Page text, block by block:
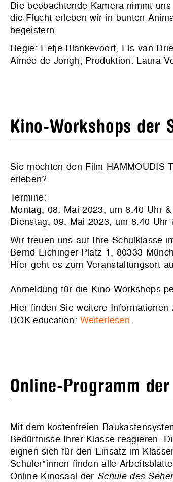
Die beobachtende Kamera nimmt
die Flucht erleben wir in bunten
begeistern.
Regie: Eefje Blankevoort, Els van
Aimée de Jongh; Produktion: Laura
Kino-Workshops der
Sie möchten den Film HAMMOUDIS
erleben?
Termine:
Montag, 08. Mai 2023, um 8.40 Uhr
Dienstag, 09. Mai 2023, um 8.40
Wir freuen uns auf Ihre Schulklasse
Bernd-Eichinger-Platz 1, 80333
Hier geht es zum Veranstaltungsort
Anmeldung für die Kino-Workshops
Hier finden Sie weitere
DOK.education:Weiterlesen.
Online-Programm
Mit dem kostenfreien
Bedürfnisse Ihrer Klasse reagieren.
eignen sich für den Einsatz im
Schüler*innen finden alle
Online-Kinosaal der Schule des